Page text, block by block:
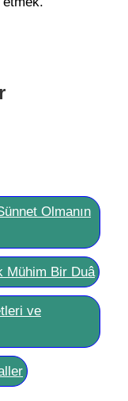
Olmanın
Mühim Bir Duâ
ve